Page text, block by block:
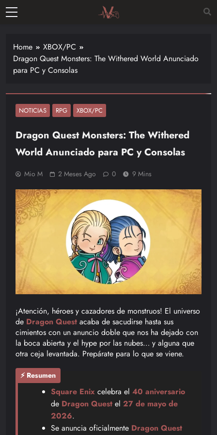
Skip
de las
últimas
los
–
Nintendo,
Playstac
Home
XBOX/PC
Dragon Quest Monsters: The Withered World Anunciado
para PC y Consolas
NOTICIAS RPG XBOX/PC
Dragon Quest Monsters: The Withered
World Anunciado para PC y Consolas
Mio M 2 Meses Ago 0 9 Mins
¡Atención, héroes y cazadores de monstruos! El universo
de Dragon Quest acaba de sacudirse hasta sus
cimientos con un anuncio doble que nos ha dejado con
la boca abierta y el hype por las nubes… y alguna que
otra ceja levantada. Prepárate para lo que se viene.
⚡ Resumen
Square Enix celebra el 40 aniversario
de Dragon Quest el 27 de mayo de
2026.
Se anuncia oficialmente Dragon Quest